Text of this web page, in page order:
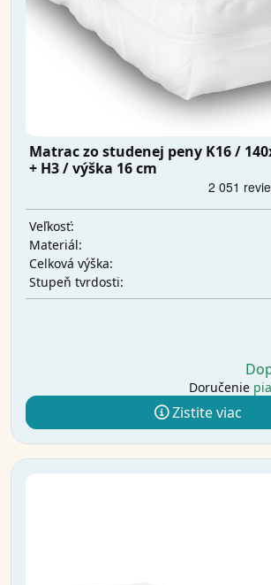
Matrac zo studenej peny K16 /
+ H3 / výška 16 cm
Veľkosť:
Materiál:
Celková výška:
Stupeň tvrdosti:
Doručenie
Zistite viac